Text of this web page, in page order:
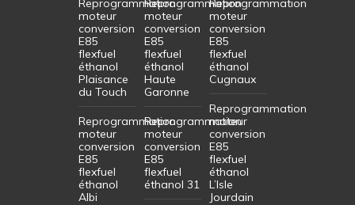
Reprogrammation
moteur
conversion
E85
flexfuel
éthanol
Plaisance
du Touch
Reprogrammation
moteur
conversion
E85
flexfuel
éthanol
Albi
Reprogrammation
moteur
conversion
E85
flexfuel
éthanol
Haute
Garonne
Reprogrammation
moteur
conversion
E85
flexfuel
éthanol 31
Reprogrammation
moteur
conversion
E85
flexfuel
éthanol
Cugnaux
Reprogrammation
moteur
conversion
E85
flexfuel
éthanol
L’Isle
Jourdain